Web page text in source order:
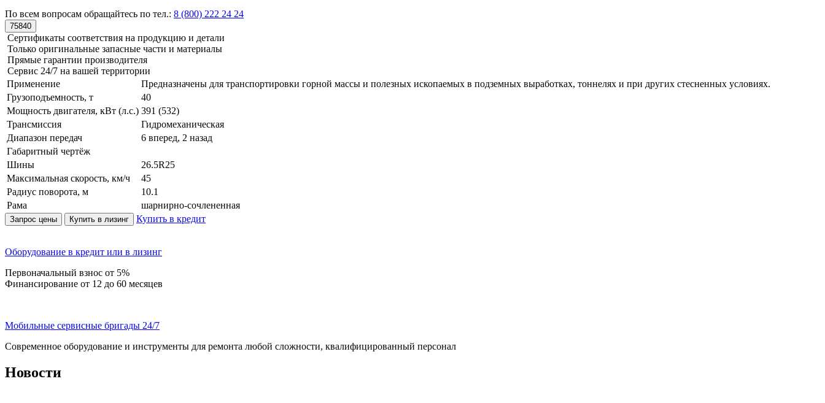
По всем вопросам обращайтесь по тел.: 8 (800) 222 24 24
75840
Сертификаты соответствия на продукцию и детали
Только оригинальные запасные части и материалы
Прямые гарантии производителя
Сервис 24/7 на вашей территории
Применение
Предназначены для транспортировки горной массы и полезных ископаемых в подземных выработках, тоннелях и при других стесненных условиях.
Грузоподъемность, т
40
Мощность двигателя, кВт (л.с.) 391 (532)
Трансмиссия
Гидромеханическая
Диапазон передач
6 вперед, 2 назад
Габаритный чертёж
Шины
26.5R25
Максимальная скорость, км/ч
45
Радиус поворота, м
10.1
Рама
шарнирно-сочлененная
Запрос цены Купить в лизинг Купить в кредит
Оборудование в кредит или в лизинг
Первоначальный взнос от 5%
Финансирование от 12 до 60 месяцев
Мобильные сервисные бригады 24/7
Современное оборудование и инструменты для ремонта любой сложности, квалифицированный персонал
Новости